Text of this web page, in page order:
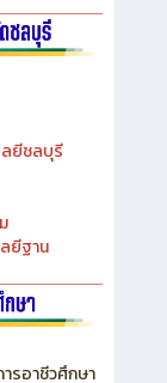
ยีชลบุรี
ฐาน